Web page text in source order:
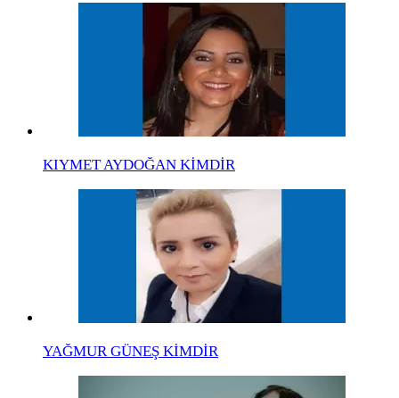
KIYMET AYDOĞAN KİMDİR
YAĞMUR GÜNEŞ KİMDİR